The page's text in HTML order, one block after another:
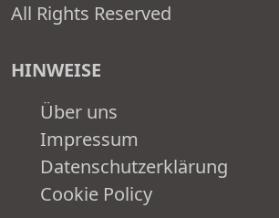
All Rights Reserved
HINWEISE
Über uns
Impressum
Datenschutzerklärung
Cookie Policy